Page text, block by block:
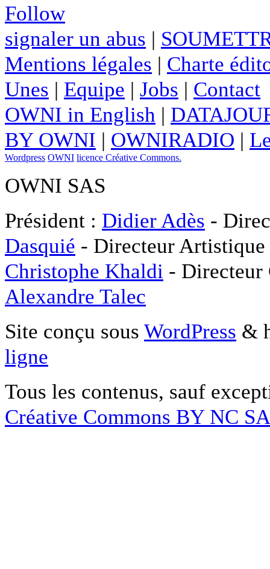
Follow
signaler un abus |
Mentions légales | Charte
Unes | Equipe | Jobs | Contact
OWNI in English |
BY OWNI | OWNIRADIO |
Wordpress OWNI licence Créative Commons.
OWNI SAS
Président : Didier Adès -
Dasquié - Directeur
Christophe Khaldi -
Alexandre Talec
Site conçu sous WordPress &
ligne
Tous les contenus, sauf
Créative Commons BY NC SA